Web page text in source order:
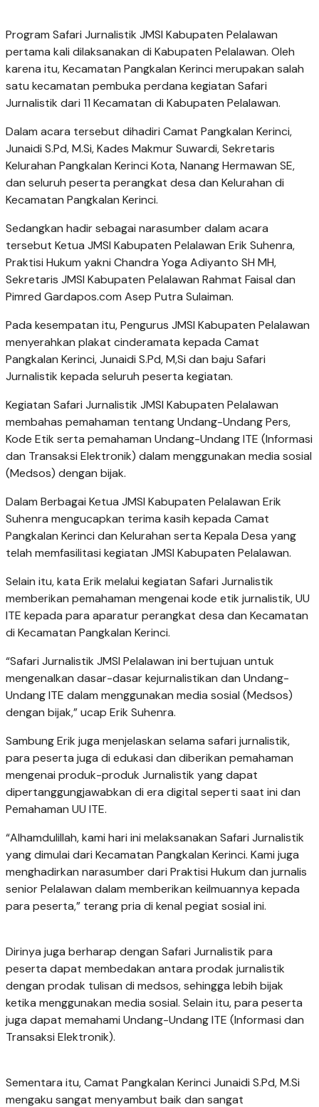
Program Safari Jurnalistik JMSI Kabupaten Pelalawan
pertama kali dilaksanakan di Kabupaten Pelalawan. Oleh
karena itu, Kecamatan Pangkalan Kerinci merupakan salah
satu kecamatan pembuka perdana kegiatan Safari
Jurnalistik dari 11 Kecamatan di Kabupaten Pelalawan.
Dalam acara tersebut dihadiri Camat Pangkalan Kerinci,
Junaidi S.Pd, M.Si, Kades Makmur Suwardi, Sekretaris
Kelurahan Pangkalan Kerinci Kota, Nanang Hermawan SE,
dan seluruh peserta perangkat desa dan Kelurahan di
Kecamatan Pangkalan Kerinci.
Sedangkan hadir sebagai narasumber dalam acara
tersebut Ketua JMSI Kabupaten Pelalawan Erik Suhenra,
Praktisi Hukum yakni Chandra Yoga Adiyanto SH MH,
Sekretaris JMSI Kabupaten Pelalawan Rahmat Faisal dan
Pimred Gardapos.com Asep Putra Sulaiman.
Pada kesempatan itu, Pengurus JMSI Kabupaten Pelalawan
menyerahkan plakat cinderamata kepada Camat
Pangkalan Kerinci, Junaidi S.Pd, M,Si dan baju Safari
Jurnalistik kepada seluruh peserta kegiatan.
Kegiatan Safari Jurnalistik JMSI Kabupaten Pelalawan
membahas pemahaman tentang Undang-Undang Pers,
Kode Etik serta pemahaman Undang-Undang ITE (Informasi
dan Transaksi Elektronik) dalam menggunakan media sosial
(Medsos) dengan bijak.
Dalam Berbagai Ketua JMSI Kabupaten Pelalawan Erik
Suhenra mengucapkan terima kasih kepada Camat
Pangkalan Kerinci dan Kelurahan serta Kepala Desa yang
telah memfasilitasi kegiatan JMSI Kabupaten Pelalawan.
Selain itu, kata Erik melalui kegiatan Safari Jurnalistik
memberikan pemahaman mengenai kode etik jurnalistik, UU
ITE kepada para aparatur perangkat desa dan Kecamatan
di Kecamatan Pangkalan Kerinci.
“Safari Jurnalistik JMSI Pelalawan ini bertujuan untuk
mengenalkan dasar-dasar kejurnalistikan dan Undang-
Undang ITE dalam menggunakan media sosial (Medsos)
dengan bijak,” ucap Erik Suhenra.
Sambung Erik juga menjelaskan selama safari jurnalistik,
para peserta juga di edukasi dan diberikan pemahaman
mengenai produk-produk Jurnalistik yang dapat
dipertanggungjawabkan di era digital seperti saat ini dan
Pemahaman UU ITE.
“Alhamdulillah, kami hari ini melaksanakan Safari Jurnalistik
yang dimulai dari Kecamatan Pangkalan Kerinci. Kami juga
menghadirkan narasumber dari Praktisi Hukum dan jurnalis
senior Pelalawan dalam memberikan keilmuannya kepada
para peserta,” terang pria di kenal pegiat sosial ini.
Dirinya juga berharap dengan Safari Jurnalistik para
peserta dapat membedakan antara prodak jurnalistik
dengan prodak tulisan di medsos, sehingga lebih bijak
ketika menggunakan media sosial. Selain itu, para peserta
juga dapat memahami Undang-Undang ITE (Informasi dan
Transaksi Elektronik).
Sementara itu, Camat Pangkalan Kerinci Junaidi S.Pd, M.Si
mengaku sangat menyambut baik dan sangat